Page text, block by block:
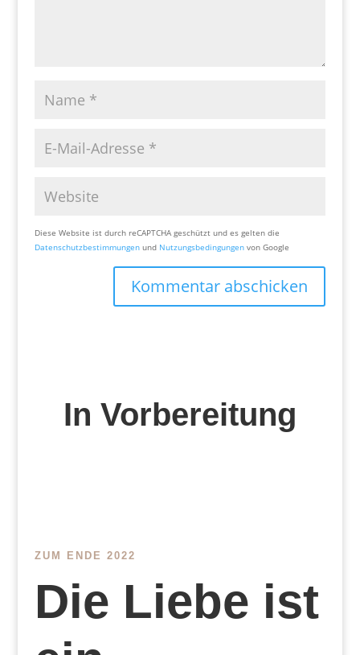
Diese Website ist durch reCAPTCHA geschützt und es gelten die
Datenschutzbestimmungenund Nutzungsbedingungenvon Google
Kommentar abschicken
In Vorbereitung
ZUM ENDE 2022
Die Liebe ist